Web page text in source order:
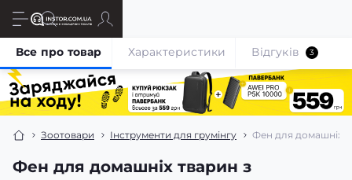
Зоотовари Інструменти для грумінгу Фен для домашніх
Фен для домашніх тварин з
Все про товар Характеристики Відгуків 3